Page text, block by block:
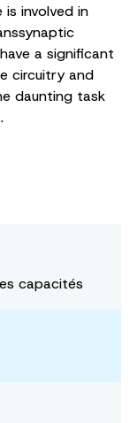
involved in
a significant
circuitry and
daunting task
capacités